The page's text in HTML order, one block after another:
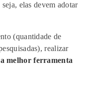
seja, elas devem adotar
(quantidade de
realizar
melhor ferramenta